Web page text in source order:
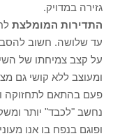
גזירה במדויק.
התדירות המומלצת
עד שלושה. חשוב
על קצב צמיחתו של
ומעוצב ללא קושי גם
פעם בהתאם לתחזוקה
נחשב "לכבד" יותר
ופוגם בנפח בו אנו